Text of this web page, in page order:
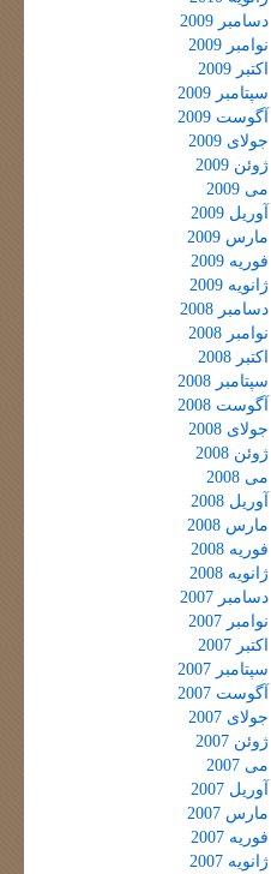
دسامبر 2009
نوامبر 2009
اکتبر 2009
سپتامبر 2009
آگوست 2009
جولای 2009
ژوئن 2009
می 2009
آوریل 2009
مارس 2009
فوریه 2009
ژانویه 2009
دسامبر 2008
نوامبر 2008
اکتبر 2008
سپتامبر 2008
آگوست 2008
جولای 2008
ژوئن 2008
می 2008
آوریل 2008
مارس 2008
فوریه 2008
ژانویه 2008
دسامبر 2007
نوامبر 2007
اکتبر 2007
سپتامبر 2007
آگوست 2007
جولای 2007
ژوئن 2007
می 2007
آوریل 2007
مارس 2007
فوریه 2007
ژانویه 2007